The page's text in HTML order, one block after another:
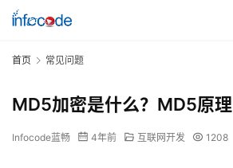
首页 常见问题
MD5加密是什么？MD5原理
Infocode蓝畅 4年前 互联网开发 1208